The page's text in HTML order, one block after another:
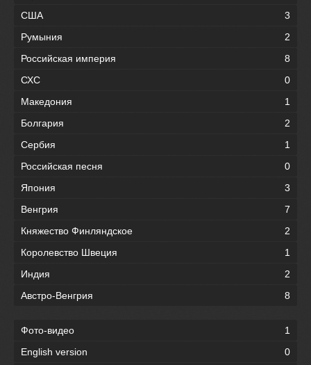
США
3
Румыния
2
Российская империя
8
СХС
0
Македония
1
Болгария
2
Сербия
1
Российская песня
0
Япония
3
Венгрия
7
Княжество Финляндское
2
Королевство Швеция
1
Индия
2
Австро-Венгрия
8
Фото-видео
1
English version
0